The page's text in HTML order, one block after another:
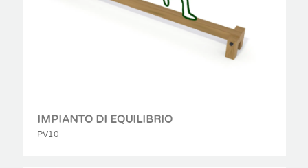
IMPIANTO DI EQUILIBRIO
PV10